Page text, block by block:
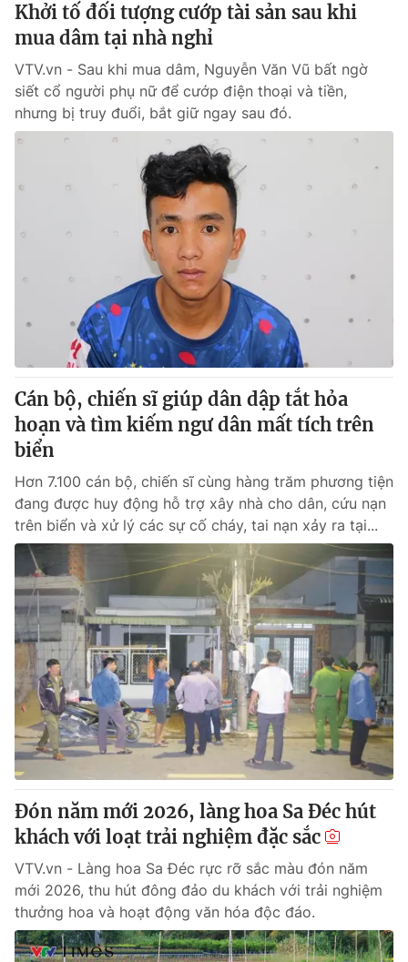
Khởi tố đối tượng cướp tài sản sau khi
mua dâm tại nhà nghỉ
VTV.vn - Sau khi mua dâm, Nguyễn Văn Vũ bất ngờ
siết cổ người phụ nữ để cướp điện thoại và tiền,
nhưng bị truy đuổi, bắt giữ ngay sau đó.
Cán bộ, chiến sĩ giúp dân dập tắt hỏa
hoạn và tìm kiếm ngư dân mất tích trên
biển
Hơn 7.100 cán bộ, chiến sĩ cùng hàng trăm phương tiện
đang được huy động hỗ trợ xây nhà cho dân, cứu nạn
trên biển và xử lý các sự cố cháy, tai nạn xảy ra tại...
Đón năm mới 2026, làng hoa Sa Đéc hút
khách với loạt trải nghiệm đặc sắc
VTV.vn - Làng hoa Sa Đéc rực rỡ sắc màu đón năm
mới 2026, thu hút đông đảo du khách với trải nghiệm
thưởng hoa và hoạt động văn hóa độc đáo.